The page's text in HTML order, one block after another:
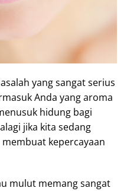
yang sangat serius
Anda yang aroma
hidung bagi
jika kita sedang
kepercayaan
mulut memang sangat